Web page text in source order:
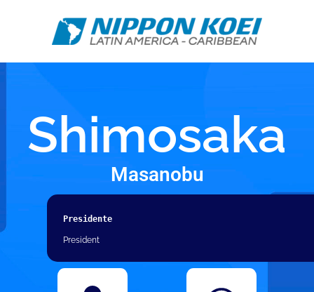
Shimosaka
Masanobu
Presidente
President